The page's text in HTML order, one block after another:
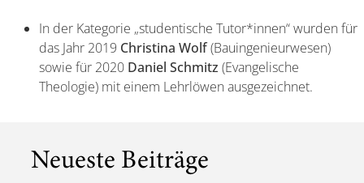
In der Kategorie „studentische Tutor*innen“ wurden für
das Jahr 2019 Christina Wolf(Bauingenieurwesen)
sowie für 2020 Daniel Schmitz (Evangelische
Theologie) mit einem Lehrlöwen ausgezeichnet.
Neueste Beiträge